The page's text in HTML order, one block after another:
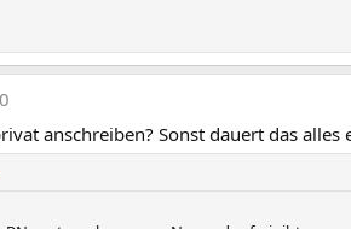
anschreiben? Sonst dauert das alles